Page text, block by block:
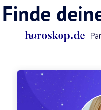
Finde